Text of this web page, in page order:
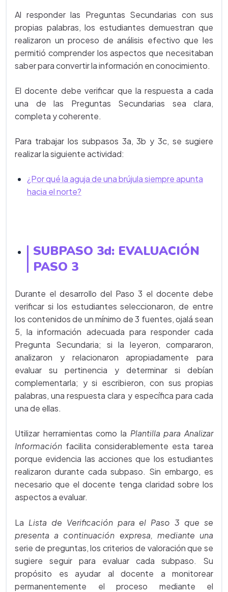
Al responder las Preguntas Secundarias con sus
propias palabras, los estudiantes demuestran que
realizaron un proceso de análisis efectivo que les
permitió comprender los aspectos que necesitaban
saber para convertir la información en conocimiento.
El docente debe verificar que la respuesta a cada
una de las Preguntas Secundarias sea clara,
completa y coherente.
Para trabajar los subpasos 3a, 3b y 3c, se sugiere
realizar la siguiente actividad:
¿Por qué la aguja de una brújula siempre apunta
hacia el norte?
SUBPASO 3d: EVALUACIÓN
PASO 3
Durante el desarrollo del Paso 3 el docente debe
verificar si los estudiantes seleccionaron, de entre
los contenidos de un mínimo de 3 fuentes, ojalá sean
5, la información adecuada para responder cada
Pregunta Secundaria; si la leyeron, compararon,
analizaron y relacionaron apropiadamente para
evaluar su pertinencia y determinar si debían
complementarla; y si escribieron, con sus propias
palabras, una respuesta clara y específica para cada
una de ellas.
Utilizar herramientas como la Plantilla para Analizar
Información facilita considerablemente esta tarea
porque evidencia las acciones que los estudiantes
realizaron durante cada subpaso. Sin embargo, es
necesario que el docente tenga claridad sobre los
aspectos a evaluar.
La Lista de Verificación para el Paso 3 que se
presenta a continuación expresa, mediante una
serie de preguntas, los criterios de valoración que se
sugiere seguir para evaluar cada subpaso. Su
propósito es ayudar al docente a monitorear
permanentemente el proceso mediante el